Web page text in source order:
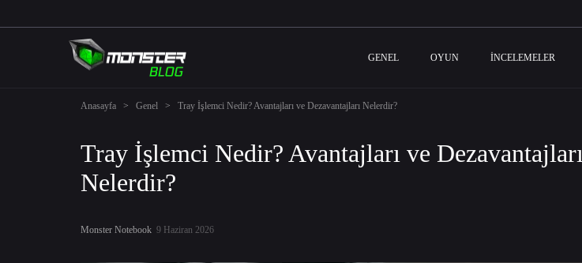
GENEL OYUN İNCELEMELER
Anasayfa > Genel > Tray İşlemci Nedir? Avantajları ve Dezavantajları Nelerdir?
Tray İşlemci Nedir? Avantajları ve Dezavantajları
Nelerdir?
Monster Notebook 9 Haziran 2026